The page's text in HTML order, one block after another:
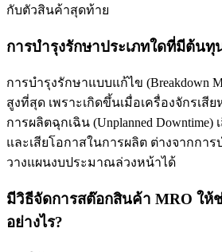
กับตัวสินค้าสุดท้าย
การบำรุงรักษาประเภทใดที่มีต้นทุ
การบำรุงรักษาแบบแก้ไข (Breakdown
สูงที่สุด เพราะเกิดขึ้นเมื่อเครื่องจักรเสี
การผลิตฉุกเฉิน (Unplanned
และเสียโอกาสในการผลิต ต่างจากกา
วางแผนงบประมาณล่วงหน้าได้
มีวิธีจัดการสต๊อกสินค้า MRO ให้
อย่างไร?